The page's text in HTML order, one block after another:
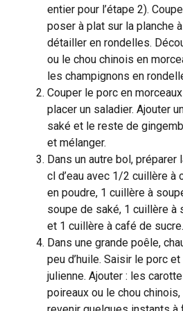
entier pour l’étape 2).
poser à plat sur la planche
détailler en rondelles.
ou le chou chinois en
les champignons en
Couper le porc en
placer un saladier. Ajouter
saké et le reste de
et mélanger.
Dans un autre bol, préparer
cl d’eau avec 1/2 cuillère à
en poudre, 1 cuillère à
soupe de saké, 1 cuillère à
et 1 cuillère à café de sucre.
Dans une grande poêle,
peu d’huile. Saisir le porc
julienne. Ajouter : les
poireaux ou le chou